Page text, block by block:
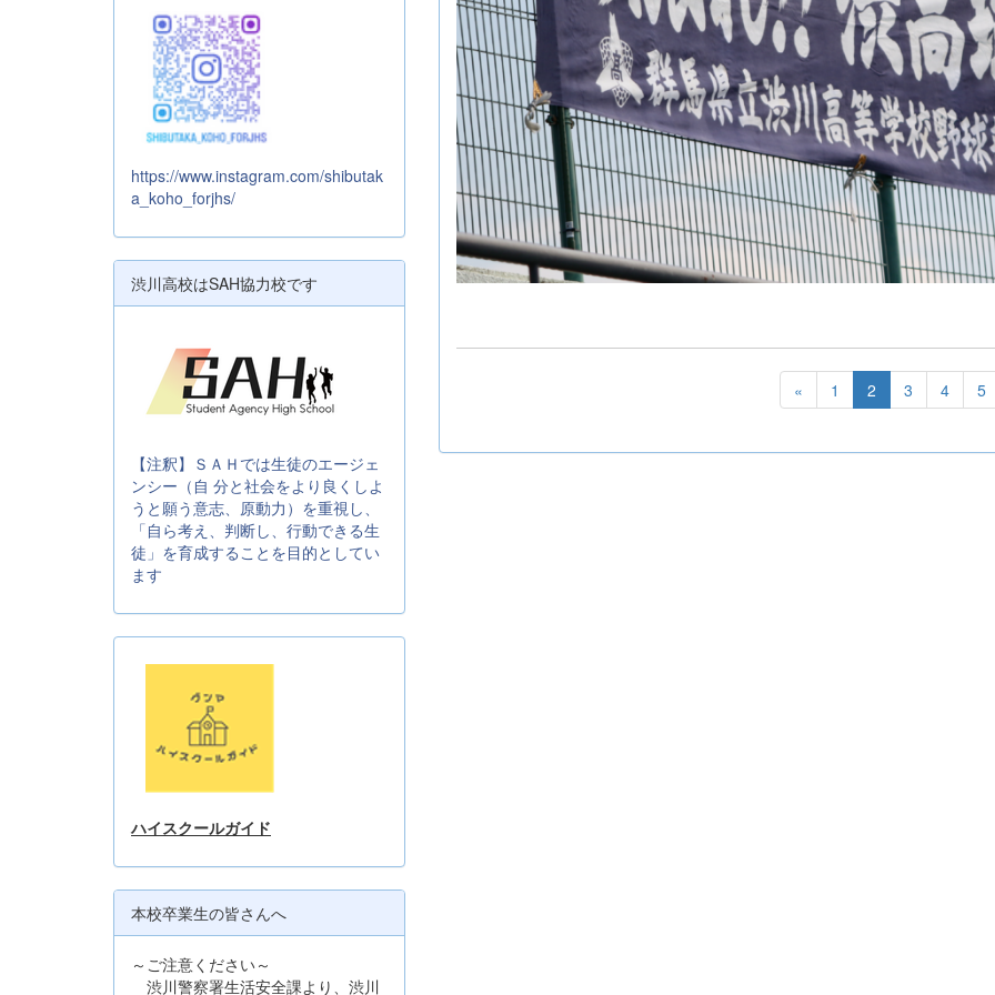
« 1 2 3 4 5
https://www.instagram.com/shibutak
a_koho_forjhs/
渋川高校はSAH協力校です
【注釈】ＳＡＨでは生徒のエージェ
ンシー（自 分と社会をより良くしよ
うと願う意志、原動力）を重視し、
「自ら考え、判断し、行動できる生
徒」を育成することを目的としてい
ます
ハイスクールガイド
本校卒業生の皆さんへ
～ご注意ください～
渋川警察署生活安全課より、渋川